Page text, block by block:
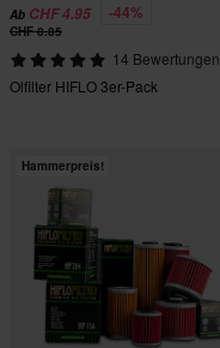
Ab CHF 4.95 -44%
CHF 8.85
14 Bewertungen
Olfilter HIFLO 3er-Pack
Hammerpreis!